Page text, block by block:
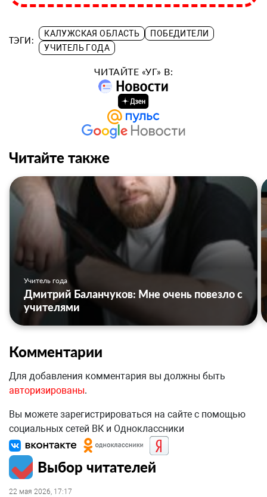
ТЭГИ:
КАЛУЖСКАЯ ОБЛАСТЬ
ПОБЕДИТЕЛИ
УЧИТЕЛЬ ГОДА
ЧИТАЙТЕ «УГ» В:
Читайте также
Учитель года
Дмитрий Баланчуков: Мне очень повезло с
учителями
Комментарии
Для добавления комментария вы должны быть
авторизированы.
Вы можете зарегистрироваться на сайте с помощью
социальных сетей ВК и Одноклассники
Выбор читателей
22 мая 2026, 17:17